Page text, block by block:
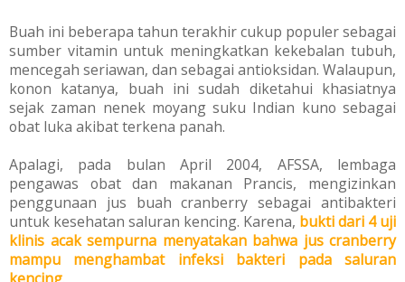
Buah ini beberapa tahun terakhir cukup populer sebagai
sumber vitamin untuk meningkatkan kekebalan tubuh,
mencegah seriawan, dan sebagai antioksidan. Walaupun,
konon katanya, buah ini sudah diketahui khasiatnya
sejak zaman nenek moyang suku Indian kuno sebagai
obat luka akibat terkena panah.
Apalagi, pada bulan April 2004, AFSSA, lembaga
pengawas obat dan makanan Prancis, mengizinkan
penggunaan jus buah cranberry sebagai antibakteri
untuk kesehatan saluran kencing. Karena, bukti dari 4 uji
klinis acak sempurna menyatakan bahwa jus cranberry
mampu menghambat infeksi bakteri pada saluran